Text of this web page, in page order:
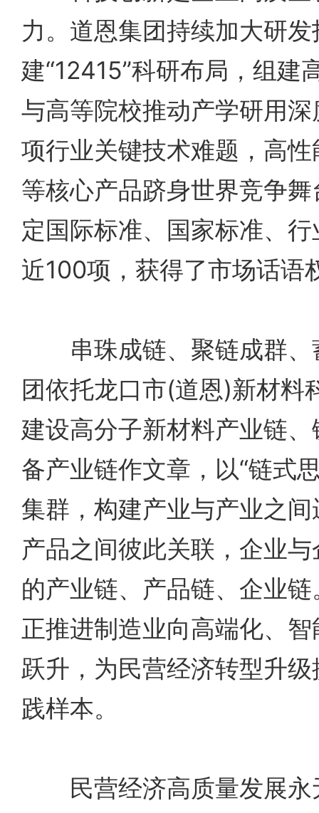
力。道恩集团持续加大研
建“12415”科研布局，组建
与高等院校推动产学研用
项行业关键技术难题，高
等核心产品跻身世界竞争
定国际标准、国家标准、
近100项，获得了市场话语
串珠成链、聚链成群、
团依托龙口市(道恩)新材料
建设高分子新材料产业链
备产业链作文章，以“链式
集群，构建产业与产业之
产品之间彼此关联，企业
的产业链、产品链、企业
正推进制造业向高端化、
跃升，为民营经济转型升
践样本。
民营经济高质量发展永